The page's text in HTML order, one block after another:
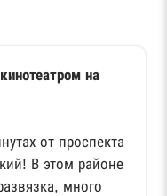
на
от проспекта
В этом районе
много